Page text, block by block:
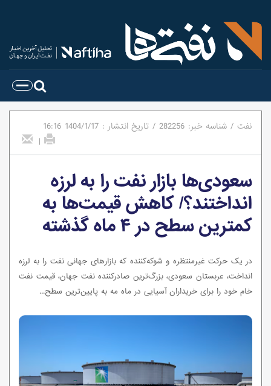
نفت / شناسه خبر: 282256
/ تاریخ انتشار : 1404/1/17
16:16
|
سعودی‌ها بازار نفت را به لرزه
انداختند؟/ کاهش قیمت‌ها به
کمترین سطح در ۴ ماه گذشته
در یک حرکت غیرمنتظره و شوکه‌کننده که بازارهای جهانی نفت را به لرزه
انداخت، عربستان سعودی، بزرگ‌ترین صادرکننده نفت جهان، قیمت نفت
خام خود را برای خریداران آسیایی در ماه مه به پایین‌ترین سطح...